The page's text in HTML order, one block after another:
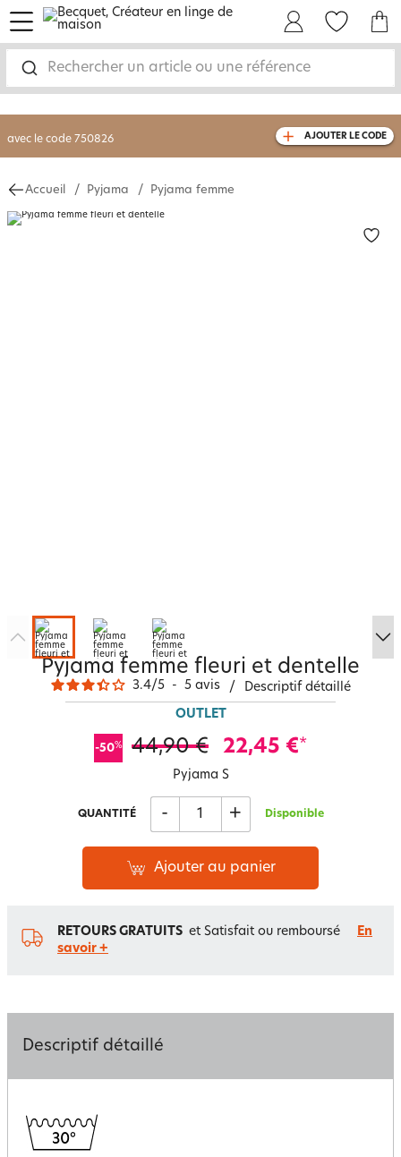
Rechercher un article ou une référence
menu
-30% sur votre commandedès 2 articles
livraison GRATUITEdès 110€ d'achat
avec le code 750826 AJOUTER LE CODE
Accueil Pyjama Pyjama femme
Pyjama femme fleuri et dentelle
3.4/5 - 5 avis / Descriptif détaillé
OUTLET
-50% 44,90 € 22,45 €*
Pyjama S
QUANTITÉ - + Disponible
Ajouter au panier
RETOURS GRATUITS et Satisfait ou remboursé
En
savoir +
Descriptif détaillé